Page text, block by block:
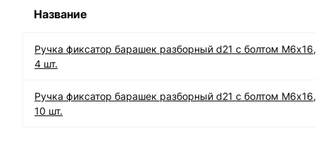
Название
Ручка фиксатор барашек разборный d21 с болтом М6х16,
4 шт.
Ручка фиксатор барашек разборный d21 с болтом М6х16,
10 шт.